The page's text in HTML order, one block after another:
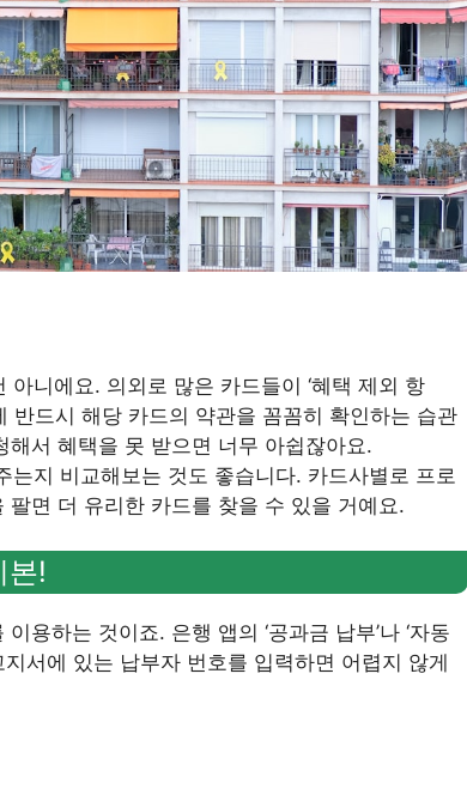
니에요. 의외로 많은 카드들이 ‘혜택 제외 항
반드시 해당 카드의 약관을 꼼꼼히 확인하는 습관
서 혜택을 못 받으면 너무 아쉽잖아요.
지 비교해보는 것도 좋습니다. 카드사별로 프로
면 더 유리한 카드를 찾을 수 있을 거예요.
본!
용하는 것이죠. 은행 앱의 ‘공과금 납부’나 ‘자동
서에 있는 납부자 번호를 입력하면 어렵지 않게